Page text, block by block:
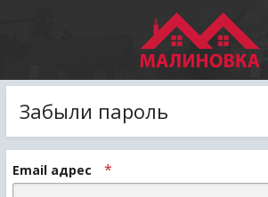
Забыли пароль
Email адрес